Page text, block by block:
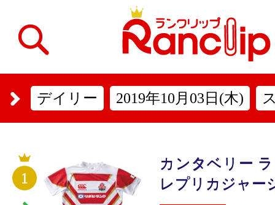
デイリー 2019年10月03日(木)
1
カンタベリー
レプリカジャー